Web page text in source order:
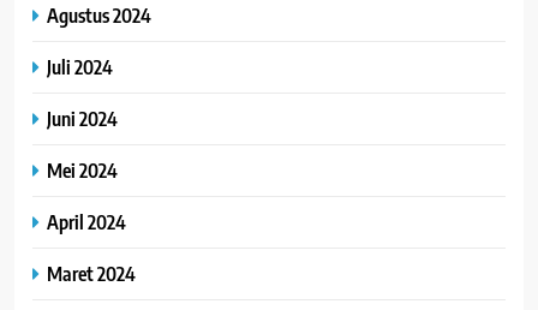
Agustus 2024
Juli 2024
Juni 2024
Mei 2024
April 2024
Maret 2024